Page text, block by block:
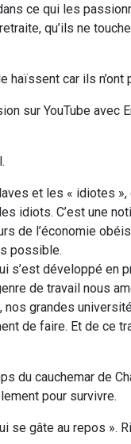
ce qui les
qu’ils ne
car ils n’ont
sur YouTube avec
et les « idiotes
idiots. C’est une
de l’économie
possible.
s’est développé en
de travail nous
grandes
de faire. Et de ce
du cauchemar de
pour survivre.
gâte au repos ».